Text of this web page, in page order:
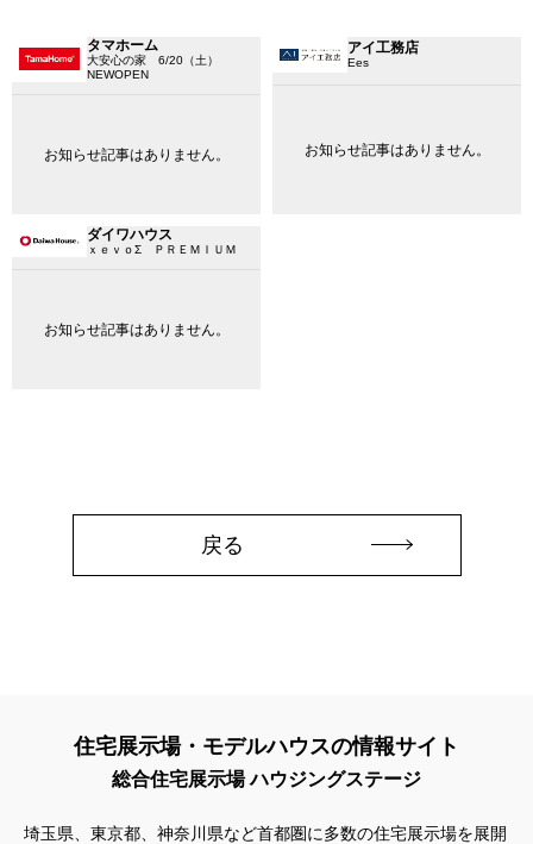
タマホーム
大安心の家 6/20（土）
NEWOPEN
お知らせ記事はありません。
アイ工務店
Ees
お知らせ記事はありません。
ダイワハウス
ｘｅｖｏΣ ＰＲＥＭＩＵＭ
お知らせ記事はありません。
戻る
住宅展示場・モデルハウスの情報サイト
総合住宅展示場 ハウジングステージ
埼玉県、東京都、神奈川県など首都圏に多数の住宅展示場を展開